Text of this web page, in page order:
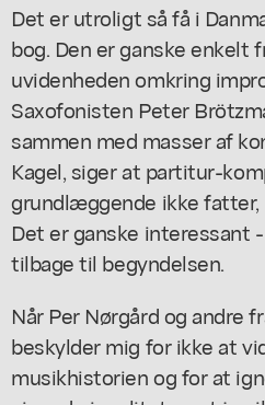
Det er utroligt så få i
bog. Den er ganske enkelt
uvidenheden omkring
Saxofonisten Peter
sammen med masser af
Kagel, siger at partitur-
grundlæggende ikke fatter,
Det er ganske interessant
tilbage til begyndelsen.
Når Per Nørgård og andre
beskylder mig for ikke at
musikhistorien og for at